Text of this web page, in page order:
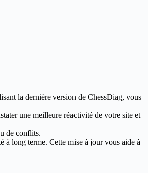
la dernière version de ChessDiag, vous
une meilleure réactivité de votre site et
de conflits.
à long terme. Cette mise à jour vous aide à